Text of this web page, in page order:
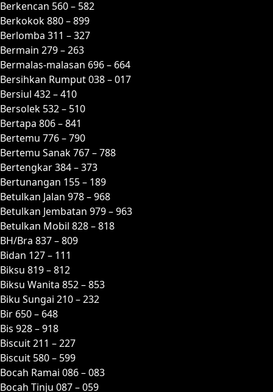
Berkencan 560 – 582
Berkokok 880 – 899
Berlomba 311 – 327
Bermain 279 – 263
Bermalas-malasan 696 – 664
Bersihkan Rumput 038 – 017
Bersiul 432 – 410
Bersolek 532 – 510
Bertapa 806 – 841
Bertemu 776 – 790
Bertemu Sanak 767 – 788
Bertengkar 384 – 373
Bertunangan 155 – 189
Betulkan Jalan 978 – 968
Betulkan Jembatan 979 – 963
Betulkan Mobil 828 – 818
BH/Bra 837 – 809
Bidan 127 – 111
Biksu 819 – 812
Biksu Wanita 852 – 853
Biku Sungai 210 – 232
Bir 650 – 648
Bis 928 – 918
Biscuit 211 – 227
Biscuit 580 – 599
Bocah Ramai 086 – 083
Bocah Tinju 087 – 059